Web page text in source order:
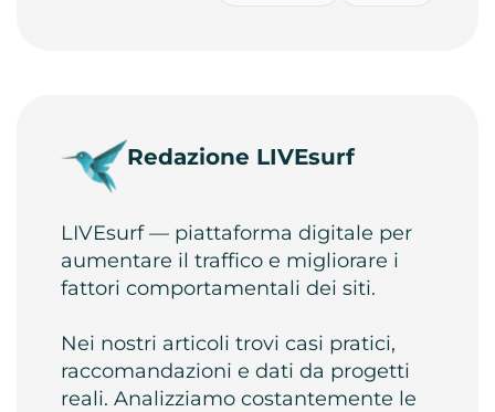
Redazione LIVEsurf
LIVEsurf — piattaforma digitale per
aumentare il traffico e migliorare i
fattori comportamentali dei siti.
Nei nostri articoli trovi casi pratici,
raccomandazioni e dati da progetti
reali. Analizziamo costantemente le